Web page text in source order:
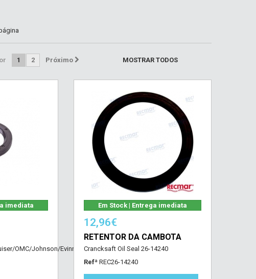
MOSTRAR TODOS
1 2 Próximo
imediata
OMC/Johnson/Evinrude/Honda
Em Stock | Entrega imediata
12,96€
RETENTOR DA CAMBOTA
Crancksaft Oil Seal 26-14240
Refª REC26-14240